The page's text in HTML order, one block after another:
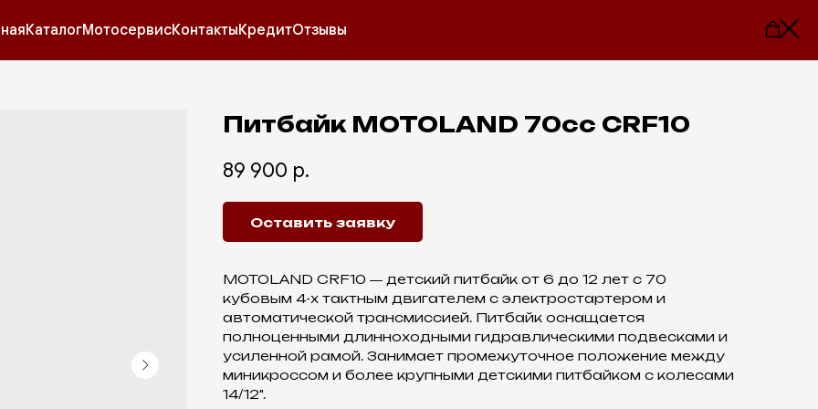
Питбайк MOTOLAND 70сс CRF10
89 900 р.
Оставить заявку
MOTOLAND CRF10 ― детский питбайк от 6 до 12 лет с 70
кубовым 4-х тактным двигателем с электростартером и
автоматической трансмиссией. Питбайк оснащается
полноценными длинноходными гидравлическими подвесками и
усиленной рамой. Занимает промежуточное положение между
миникроссом и более крупными детскими питбайком с колесами
14/12".
КаталогМотосервисКонтактыКредитОтзывы